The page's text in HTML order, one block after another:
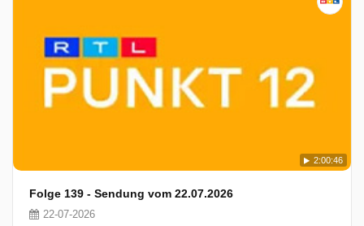
2:00:46
Folge 139 - Sendung vom 22.07.2026
22-07-2026